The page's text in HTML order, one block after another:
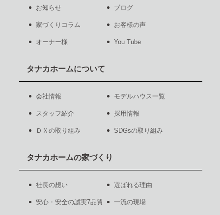
お知らせ ブログ
家づくりコラム お客様の声
オーナー様 You Tube
タナカホームについて
会社情報 モデルハウス一覧
スタッフ紹介 採用情報
ＤＸの取り組み SDGsの取り組み
タナカホームの家づくり
社長の想い 選ばれる理由
安心・安全の誠実7品質 一流の現場